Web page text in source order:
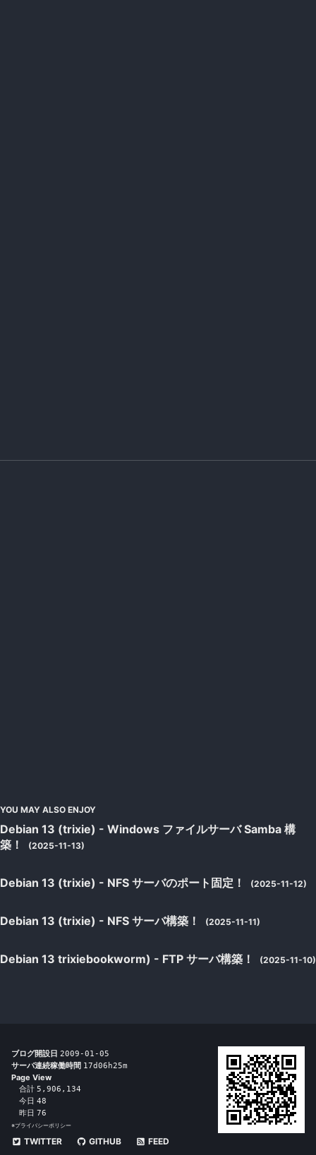
YOU MAY ALSO ENJOY
Debian 13 (trixie) - Windows ファイルサーバ Samba 構
築！
(2025-11-13)
Debian 13 (trixie) - NFS サーバのポート固定！ (2025-11-12)
Debian 13 (trixie) - NFS サーバ構築！ (2025-11-11)
Debian 13 trixiebookworm) - FTP サーバ構築！ (2025-11-10)
ブログ開設日 2009-01-05
サーバ連続稼働時間 17d06h25m
Page View
合計 5,906,134
今日 48
昨日 76
※プライバシーポリシー
TWITTER GITHUB FEED